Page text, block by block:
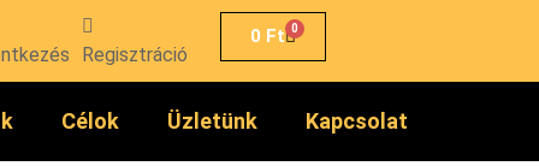
Regisztráció
0 Ft 0
Célok Üzletünk Kapcsolat